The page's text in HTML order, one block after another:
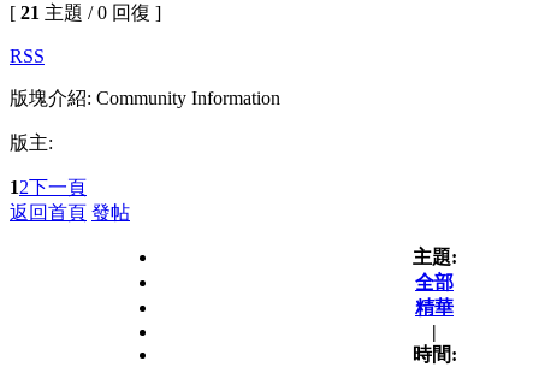
[ 21 主題 / 0 回復 ]
RSS
版塊介紹: Community Information
版主:
12下一頁
返回首頁 發帖
主題:
全部
精華
|
時間: